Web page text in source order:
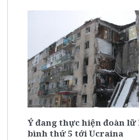
Ý đang thực hiện đoàn lữ
bình thứ 5 tới Ucraina